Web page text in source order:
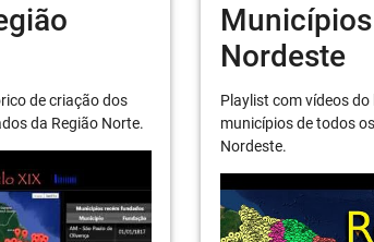
de criação dos
da Região Norte.
Nordeste
Playlist com vídeos
municípios de todos
Nordeste.